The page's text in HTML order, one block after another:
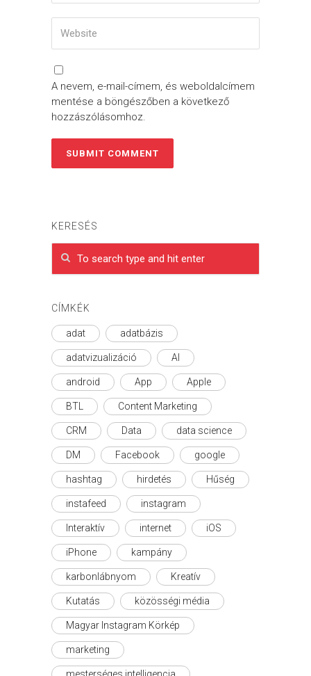
A nevem, e-mail-címem, és weboldalcímem
mentése a böngészőben a következő
hozzászólásomhoz.
KERESÉS
CÍMKÉK
adat adatbázis
adatvizualizáció AI
android App Apple
BTL Content Marketing
CRM Data data science
DM Facebook google
hashtag hirdetés Hűség
instafeed instagram
Interaktív internet iOS
iPhone kampány
karbonlábnyom Kreatív
Kutatás közösségi média
Magyar Instagram Körkép
marketing